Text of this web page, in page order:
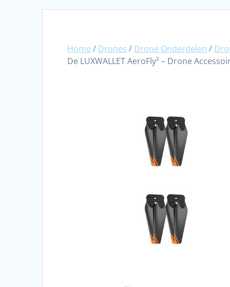
Home / Drones / Drone Onderdelen /
De LUXWALLET AeroFly² – Drone